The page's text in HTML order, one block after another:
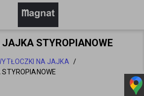
STYROPIANOWE
NA JAJKA /